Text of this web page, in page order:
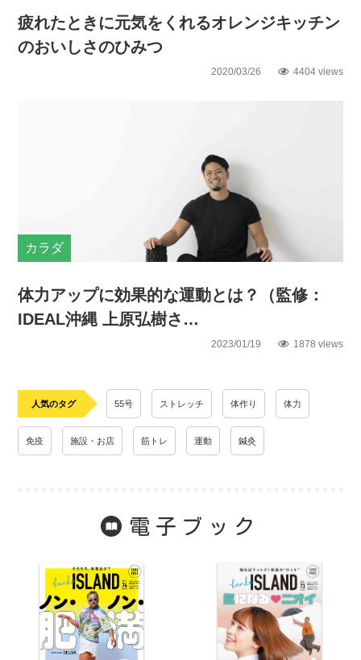
疲れたときに元気をくれるオレンジキッチン
のおいしさのひみつ
2020/03/26 4404 views
カラダ
体力アップに効果的な運動とは？（監修：
IDEAL沖縄 上原弘樹さ…
2023/01/19 1878 views
人気のタグ 55号 ストレッチ 体作り 体力
免疫 施設・お店 筋トレ 運動 鍼灸
電子ブック